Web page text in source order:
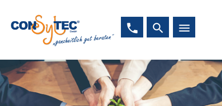
phone search menu